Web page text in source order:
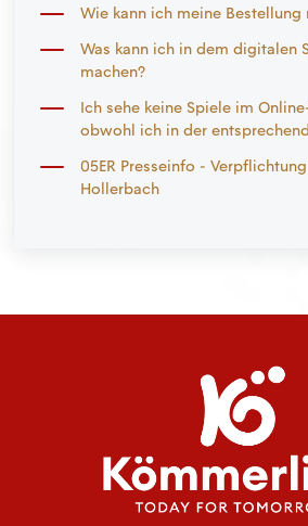
Wie kann ich meine Bestellung
Was kann ich in dem digitalen
machen?
Ich sehe keine Spiele im
obwohl ich in der
wenden?
05ER Presseinfo -
Hollerbach